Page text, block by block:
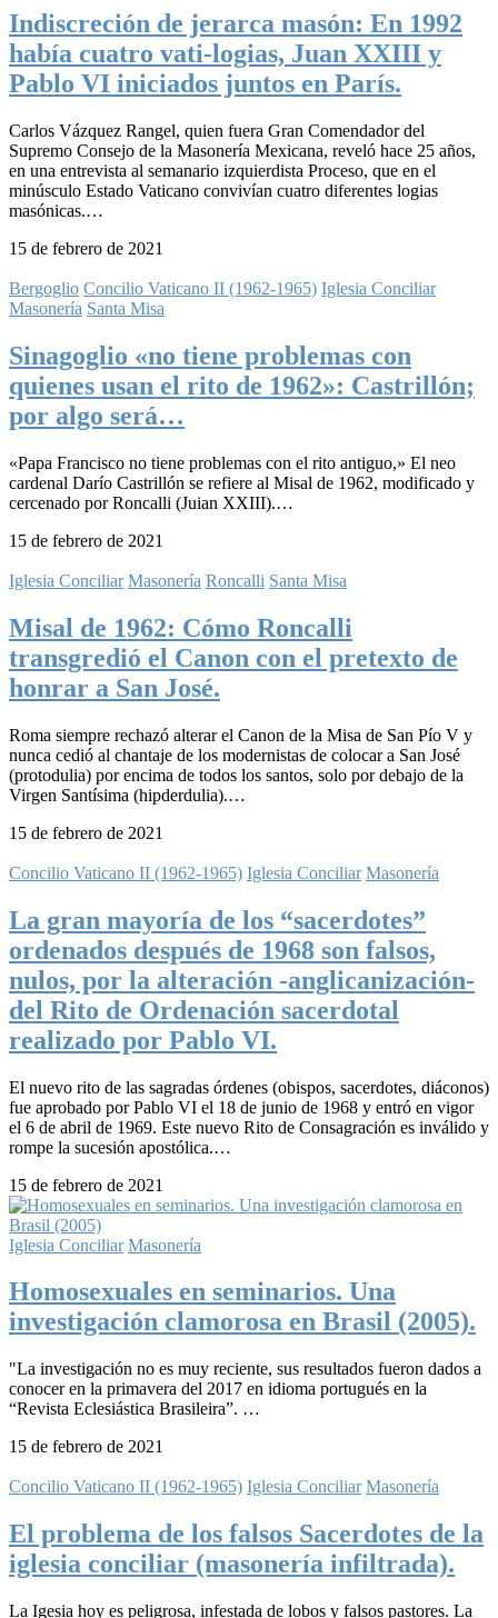
Indiscreción de jerarca masón: En 1992
había cuatro vati-logias, Juan XXIII y
Pablo VI iniciados juntos en París.
Carlos Vázquez Rangel, quien fuera Gran Comendador del
Supremo Consejo de la Masonería Mexicana, reveló hace 25 años,
en una entrevista al semanario izquierdista Proceso, que en el
minúsculo Estado Vaticano convivían cuatro diferentes logias
masónicas.…
15 de febrero de 2021
Bergoglio Concilio Vaticano II (1962-1965) Iglesia Conciliar
Masonería Santa Misa
Sinagoglio «no tiene problemas con
quienes usan el rito de 1962»: Castrillón;
por algo será…
«Papa Francisco no tiene problemas con el rito antiguo,» El neo
cardenal Darío Castrillón se refiere al Misal de 1962, modificado y
cercenado por Roncalli (Juian XXIII).…
15 de febrero de 2021
Iglesia Conciliar Masonería Roncalli Santa Misa
Misal de 1962: Cómo Roncalli
transgredió el Canon con el pretexto de
honrar a San José.
Roma siempre rechazó alterar el Canon de la Misa de San Pío V y
nunca cedió al chantaje de los modernistas de colocar a San José
(protodulia) por encima de todos los santos, solo por debajo de la
Virgen Santísima (hipderdulia).…
15 de febrero de 2021
Concilio Vaticano II (1962-1965) Iglesia Conciliar Masonería
La gran mayoría de los “sacerdotes”
ordenados después de 1968 son falsos,
nulos, por la alteración -anglicanización-
del Rito de Ordenación sacerdotal
realizado por Pablo VI.
El nuevo rito de las sagradas órdenes (obispos, sacerdotes, diáconos)
fue aprobado por Pablo VI el 18 de junio de 1968 y entró en vigor
el 6 de abril de 1969. Este nuevo Rito de Consagración es inválido y
rompe la sucesión apostólica.…
15 de febrero de 2021
Iglesia Conciliar Masonería
Homosexuales en seminarios. Una
investigación clamorosa en Brasil (2005).
"La investigación no es muy reciente, sus resultados fueron dados a
conocer en la primavera del 2017 en idioma portugués en la
“Revista Eclesiástica Brasileira”. …
15 de febrero de 2021
Concilio Vaticano II (1962-1965) Iglesia Conciliar Masonería
El problema de los falsos Sacerdotes de la
iglesia conciliar (masonería infiltrada).
La Igesia hoy es peligrosa, infestada de lobos y falsos pastores. La